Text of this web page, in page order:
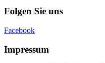
Folgen Sie uns
Facebook
Impressum